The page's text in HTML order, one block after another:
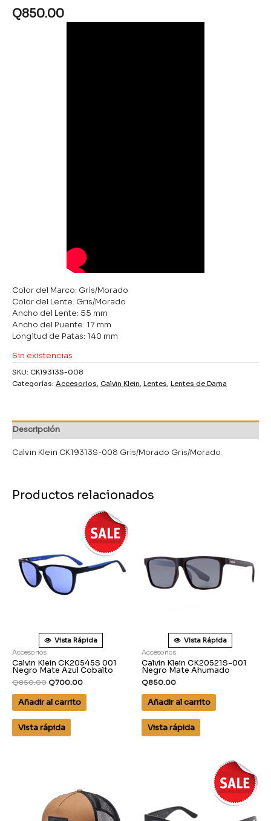
Q850.00
Color del Marco: Gris/Morado
Color del Lente: Gris/Morado
Ancho del Lente: 55 mm
Ancho del Puente: 17 mm
Longitud de Patas: 140 mm
Sin existencias
SKU: CK19313S-008
Categorías: Accesorios, Calvin Klein, Lentes, Lentes de Dama
Descripción
Calvin Klein CK19313S-008 Gris/Morado Gris/Morado
Productos relacionados
Vista Rápida
Accesorios
Calvin Klein CK20545S 001
Negro Mate Azul Cobalto
Q850.00 Q700.00
Añadir al carrito
Vista rápida
Vista Rápida
Accesorios
Calvin Klein CK20521S-001
Negro Mate Ahumado
Q850.00
Añadir al carrito
Vista rápida